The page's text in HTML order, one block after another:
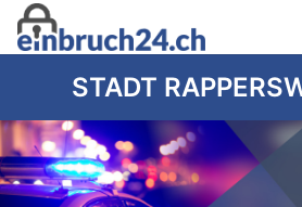
STADT